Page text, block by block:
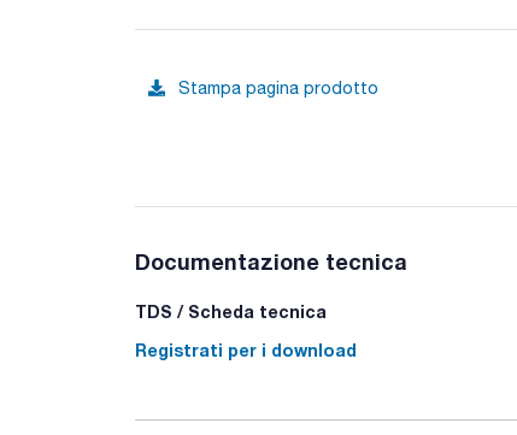
Stampa pagina prodotto
Documentazione tecnica
TDS / Scheda tecnica
Registrati per i download